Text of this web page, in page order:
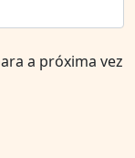
a próxima vez